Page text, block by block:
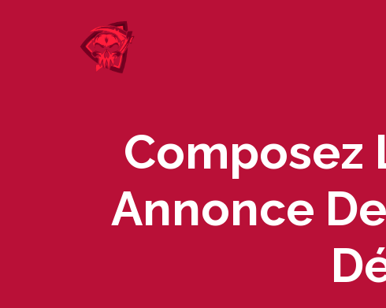
Composez
Annonce